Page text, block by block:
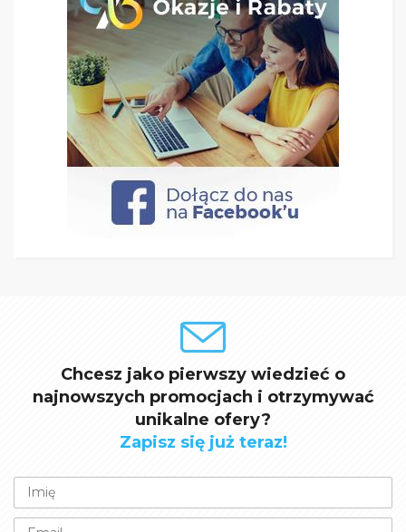
Chcesz jako pierwszy wiedzieć o
najnowszych promocjach i otrzymywać
unikalne ofery?
Zapisz się już teraz!